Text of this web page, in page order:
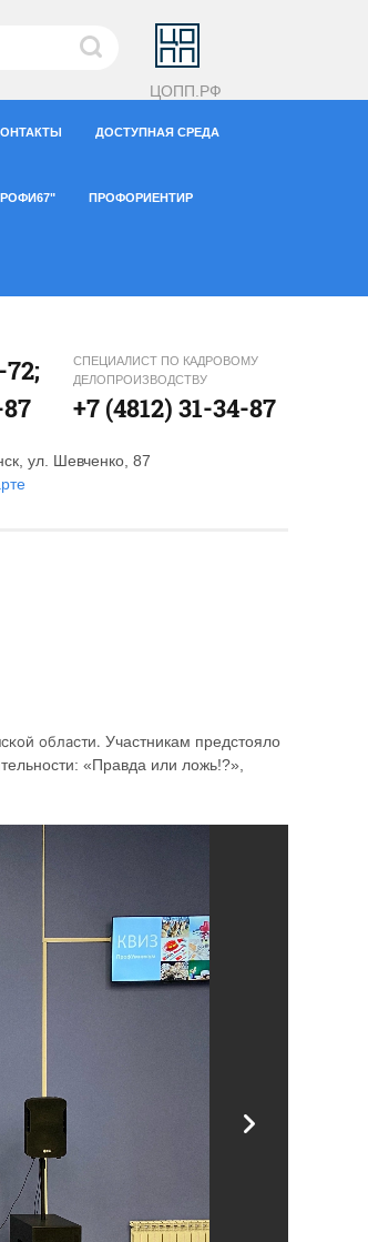
ЦОПП.РФ
ДОСТУПНАЯ СРЕДА
ПРОФОРИЕНТИР
СПЕЦИАЛИСТ ПО КАДРОВОМУ
ДЕЛОПРОИЗВОДСТВУ
+7 (4812) 31-34-87
ул. Шевченко, 87
области.Участникам предстояло
«Правда или ложь!?»,